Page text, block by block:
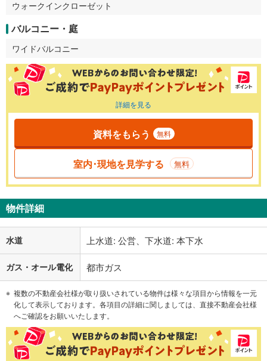
ウォークインクローゼット
バルコニー・庭
ワイドバルコニー
詳細を見る
資料をもらう 無料
室内･現地を見学する 無料
物件詳細
水道 上水道: 公営、下水道: 本下水
ガス・オール電化 都市ガス
複数の不動産会社様が取り扱いされている物件は様々な項目から情報を一元
化して表示しております。各項目の詳細に関しましては、直接不動産会社様
へご確認をお願いいたします。